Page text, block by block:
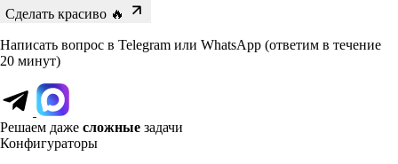
Сделать красиво 🔥
Написать вопрос в Telegram или WhatsApp (ответим в течение
20 минут)
Решаем даже сложные задачи
Конфигураторы